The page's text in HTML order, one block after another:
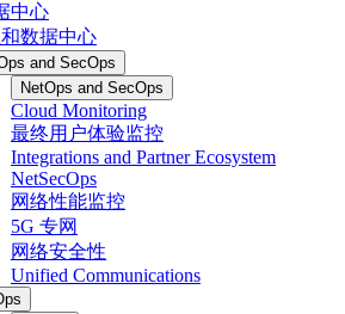
中心
数据中心
and SecOps
NetOps and SecOps
Cloud Monitoring
最终用户体验监控
Integrations and Partner Ecosystem
NetSecOps
网络性能监控
5G 专网
网络安全性
Unified Communications